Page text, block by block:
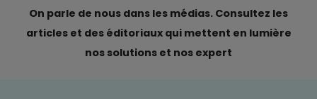
On parle de nous dans les médias. Consultez les
articles et des éditoriaux qui mettent en lumière
nos solutions et nos expert